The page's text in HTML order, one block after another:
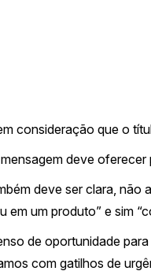
consideração que o
deve
deve ser clara,
em um produto” e sim
de oportunidade
com gatilhos de